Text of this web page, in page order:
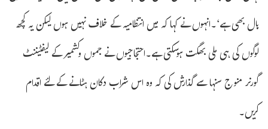
ہال بھی ہے‘۔انہوں نے کہا کہ میں انتظامیہ کے خلاف نہیں ہوں لیکن یہ کچھ
لوگوں کی ہی ملی بھگت ہوسکتی ہے۔احتجاجیوں نے جموں وکشمیر کے لیفٹیننٹ
گورنر منوج سنہا سے گذارش کی کہ وہ اس شراب دکان ہٹانے کے لئے اقدام
کریں۔